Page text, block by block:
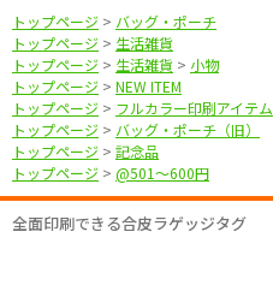
トップページ > バッグ・ポーチ
トップページ > 生活雑貨
トップページ > 生活雑貨 > 小物
トップページ > NEW ITEM
トップページ > フルカラー印刷アイテム
トップページ > バッグ・ポーチ（旧）
トップページ > 記念品
トップページ > @501〜600円
全面印刷できる合皮ラゲッジタグ